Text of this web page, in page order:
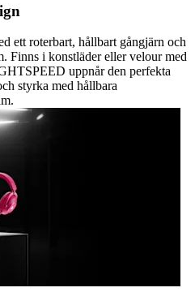
ett roterbart, hållbart gångjärn och
Finns i konstläder eller velour med
uppnår den perfekta
styrka med hållbara